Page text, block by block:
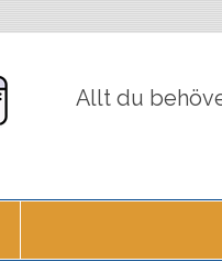
Allt du